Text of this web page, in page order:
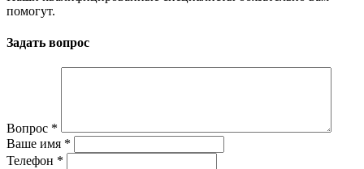
помогут.
Задать вопрос
Вопрос *
Ваше имя *
Телефон *